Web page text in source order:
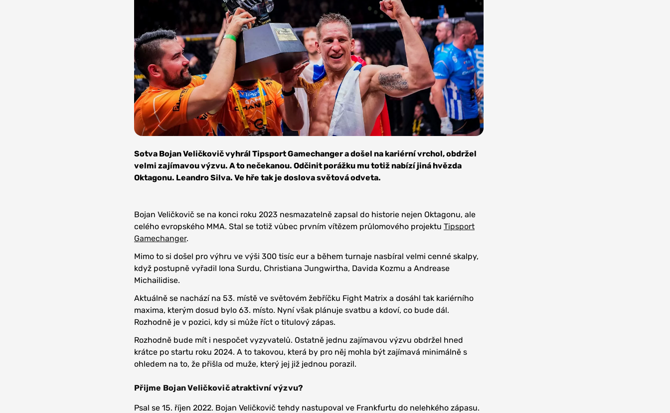
Oktagon
MMA
Sotva Bojan Veličkovič vyhrál Tipsport Gamechanger a došel na kariérní vrchol, obdržel
velmi zajímavou výzvu. A to nečekanou. Odčinit porážku mu totiž nabízí jiná hvězda
Oktagonu. Leandro Silva. Ve hře tak je doslova světová odveta.
Bojan Veličkovič se na konci roku 2023 nesmazatelně zapsal do historie nejen Oktagonu, ale
celého evropského MMA. Stal se totiž vůbec prvním vítězem průlomového projektu Tipsport
Gamechanger.
Mimo to si došel pro výhru ve výši 300 tisíc eur a během turnaje nasbíral velmi cenné skalpy,
když postupně vyřadil Iona Surdu, Christiana Jungwirtha, Davida Kozmu a Andrease
Michailidise.
Aktuálně se nachází na 53. místě ve světovém žebříčku Fight Matrix a dosáhl tak kariérního
maxima, kterým dosud bylo 63. místo. Nyní však plánuje svatbu a kdoví, co bude dál.
Rozhodně je v pozici, kdy si může říct o titulový zápas.
Rozhodně bude mít i nespočet vyzyvatelů. Ostatně jednu zajímavou výzvu obdržel hned
krátce po startu roku 2024. A to takovou, která by pro něj mohla být zajímavá minimálně s
ohledem na to, že přišla od muže, který jej již jednou porazil.
Přijme Bojan Veličkovič atraktivní výzvu?
Psal se 15. říjen 2022. Bojan Veličkovič tehdy nastupoval ve Frankfurtu do nelehkého zápasu.